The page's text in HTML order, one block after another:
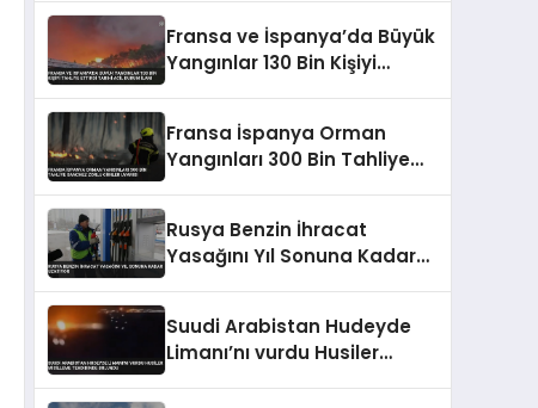
Fransa ve İspanya’da Büyük
Yangınlar 130 Bin Kişiyi
Fransa İspanya Orman
Yangınları 300 Bin Tahliye
Rusya Benzin İhracat
Yasağını Yıl Sonuna Kadar
Suudi Arabistan Hudeyde
Limanı’nı vurdu Husiler